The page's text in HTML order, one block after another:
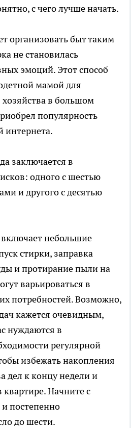
с чего лучше начать.
организовать быт таким
не становилась
эмоций. Этот способ
мамой для
в большом
популярность
интернета.
заключается в
одного с шестью
и другого с десятью
небольшие
стирки, заправка
и протирание пыли на
варьироваться в
потребностей. Возможно,
кажется очевидным,
нуждаются в
регулярной
избежать накопления
дел к концу недели и
квартире. Начните с
постепенно
до шести.